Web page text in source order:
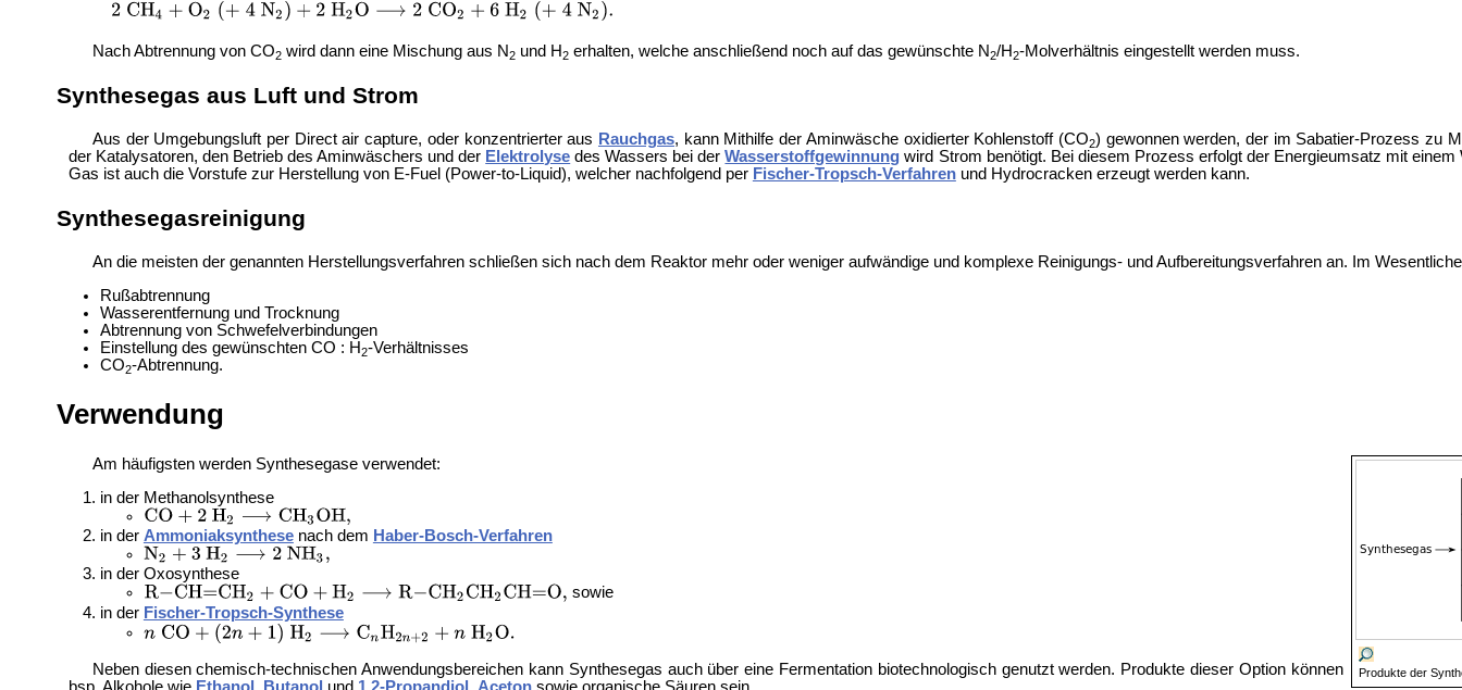
Nach Abtrennung von CO2wird dann eine Mischung aus N2und H2erhalten, welche anschließend noch auf das gewünschte N2/H2-Molverhältnis eingestellt werden muss.
Synthesegas aus Luft und Strom
Aus der Umgebungsluft per Direct air capture, oder konzentrierter aus Rauchgas, kann Mithilfe der Aminwäsche oxidierter Kohlenstoff (CO2) gewonnen werden, der im Sabatier-Prozess zu
der Katalysatoren, den Betrieb des Aminwäschers und der Elektrolyse des Wassers bei derWasserstoffgewinnung wird Strom benötigt. Bei diesem Prozess erfolgt der Energieumsatz mit
Gas ist auch die Vorstufe zur Herstellung von E-Fuel (Power-to-Liquid), welcher nachfolgend per Fischer-Tropsch-Verfahrenund Hydrocracken erzeugt werden kann.
Synthesegasreinigung
An die meisten der genannten Herstellungsverfahren schließen sich nach dem Reaktor mehr oder weniger aufwändige und komplexe Reinigungs- und Aufbereitungsverfahren an. Im
Rußabtrennung
Wasserentfernung und Trocknung
Abtrennung von Schwefelverbindungen
Einstellung des gewünschten CO : H2-Verhältnisses
CO2-Abtrennung.
Verwendung
Produkte der
Am häufigsten werden Synthesegase verwendet:
in der Methanolsynthese
in der Ammoniaksynthesenach dem Haber-Bosch-Verfahren
in der Oxosynthese
sowie
in der Fischer-Tropsch-Synthese
Neben diesen chemisch-technischen Anwendungsbereichen kann Synthesegas auch über eine Fermentation biotechnologisch genutzt werden. Produkte dieser Option können